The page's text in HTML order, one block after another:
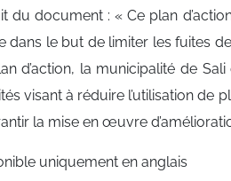
du document : « Ce plan
dans le but de limiter les fuites
d’action, la municipalité de
visant à réduire l’utilisation
la mise en œuvre
uniquement en anglais